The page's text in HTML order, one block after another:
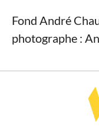
Fond André
photographe :